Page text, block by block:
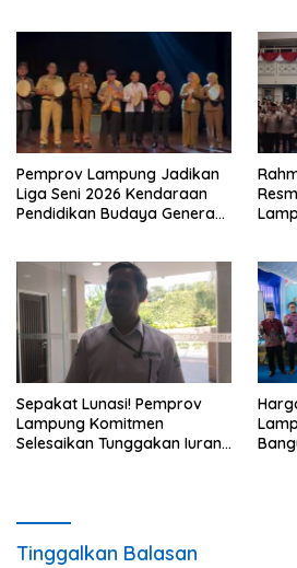
Pemprov Lampung Jadikan
Liga Seni 2026 Kendaraan
Pendidikan Budaya Generasi
Sepakat Lunasi! Pemprov
Lampung Komitmen
Selesaikan Tunggakan Iuran
Tinggalkan Balasan